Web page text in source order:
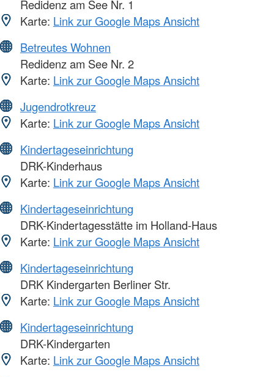
Redidenz am See Nr. 1
Karte: Link zur Google Maps Ansicht
Betreutes Wohnen
Redidenz am See Nr. 2
Karte: Link zur Google Maps Ansicht
Jugendrotkreuz
Karte: Link zur Google Maps Ansicht
Kindertageseinrichtung
DRK-Kinderhaus
Karte: Link zur Google Maps Ansicht
Kindertageseinrichtung
DRK-Kindertagesstätte im Holland-Haus
Karte: Link zur Google Maps Ansicht
Kindertageseinrichtung
DRK Kindergarten Berliner Str.
Karte: Link zur Google Maps Ansicht
Kindertageseinrichtung
DRK-Kindergarten
Karte: Link zur Google Maps Ansicht